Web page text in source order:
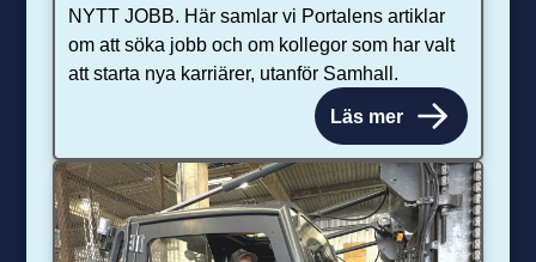
NYTT JOBB. Här samlar vi Portalens artiklar
om att söka jobb och om kollegor som har valt
att starta nya karriärer, utanför Samhall.
Läs mer